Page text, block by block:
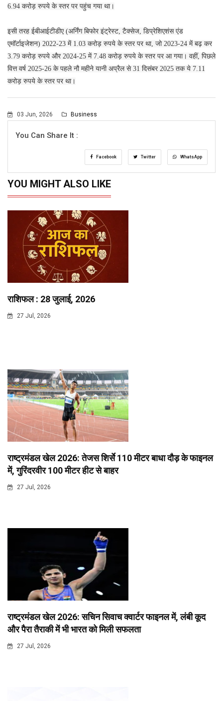
6.94 करोड़ रुपये के स्तर पर पहुंच गया था।
इसी तरह ईबीआईटीडीए (अर्निंग बिफोर इंट्रेस्ट, टैक्सेज, डिप्रेशिएशंस एंड
एमॉर्टाइजेशन) 2022-23 में 1.03 करोड़ रुपये के स्तर पर था, जो 2023-24 में बढ़ कर
3.79 करोड़ रुपये और 2024-25 में 7.48 करोड़ रुपये के स्तर पर आ गया। वहीं, पिछले
वित्त वर्ष 2025-26 के पहले नौ महीने यानी अप्रैल से 31 दिसंबर 2025 तक ये 7.11
करोड़ रुपये के स्तर पर था।
03 Jun, 2026 Business
You Can Share It :
Facebook Twitter WhatsApp
YOU MIGHT ALSO LIKE
राशिफल : 28 जुलाई, 2026
27 Jul, 2026
राष्ट्रमंडल खेल 2026: तेजस शिर्से 110 मीटर बाधा दौड़ के फाइनल
में, गुरिंदरवीर 100 मीटर हीट से बाहर
27 Jul, 2026
राष्ट्रमंडल खेल 2026: सचिन सिवाच क्वार्टर फाइनल में, लंबी कूद
और पैरा तैराकी में भी भारत को मिली सफलता
27 Jul, 2026